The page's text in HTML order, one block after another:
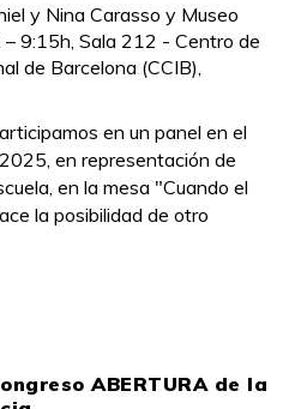
y Nina Carasso y Museo
9:15h, Sala 212 - Centro de
de Barcelona (CCIB),
en un panel en el
en representación de
en la mesa "Cuando el
la posibilidad de otro
ABERTURA de la